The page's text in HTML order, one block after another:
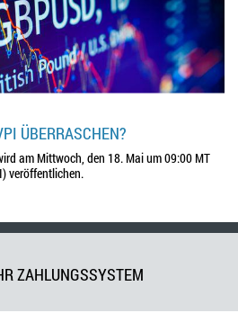
ÜBERRASCHEN?
am Mittwoch, den 18. Mai um 09:00 MT
veröffentlichen.
ZAHLUNGSSYSTEM